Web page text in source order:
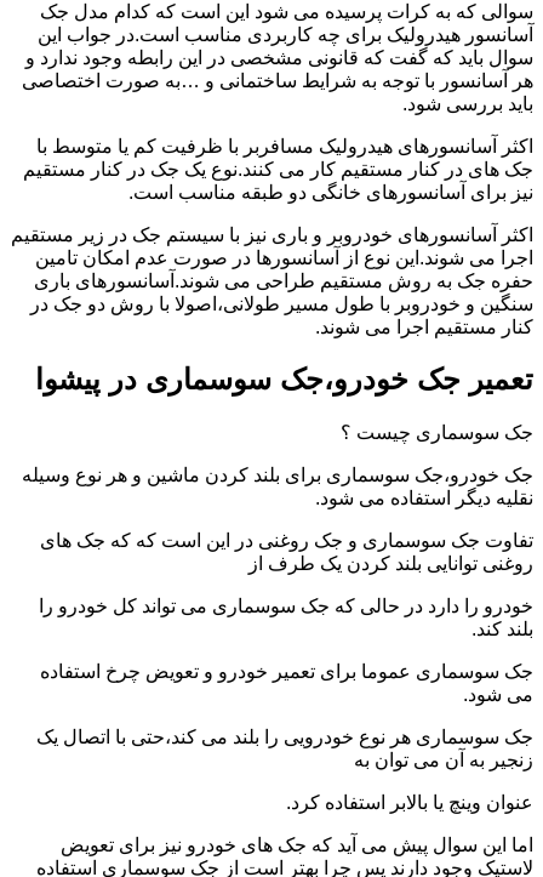
سوالی که به کرات پرسیده می شود این است که کدام مدل جک
آسانسور هیدرولیک برای چه کاربردی مناسب است.در جواب این
سوال باید که گفت که قانونی مشخصی در این رابطه وجود ندارد و
هر آسانسور با توجه به شرایط ساختمانی و …به صورت اختصاصی
باید بررسی شود.
اکثر آسانسورهای هیدرولیک مسافربر با ظرفیت کم یا متوسط با
جک های در کنار مستقیم کار می کنند.نوع یک جک در کنار مستقیم
نیز برای آسانسورهای خانگی دو طبقه مناسب است.
اکثر آسانسورهای خودروبر و باری نیز با سیستم جک در زیر مستقیم
اجرا می شوند.این نوع از آسانسورها در صورت عدم امکان تامین
حفره جک به روش مستقیم طراحی می شوند.آسانسورهای باری
سنگین و خودروبر با طول مسیر طولانی،اصولا با روش دو جک در
کنار مستقیم اجرا می شوند.
تعمیر جک خودرو،جک سوسماری در پیشوا
جک سوسماری چیست ؟
جک خودرو،جک سوسماری برای بلند کردن ماشین و هر نوع وسیله
نقلیه دیگر استفاده می شود.
تفاوت جک سوسماری و جک روغنی در این است که که جک های
روغنی توانایی بلند کردن یک طرف از
خودرو را دارد در حالی که جک سوسماری می تواند کل خودرو را
بلند کند.
جک سوسماری عموما برای تعمیر خودرو و تعویض چرخ استفاده
می شود.
جک سوسماری هر نوع خودرویی را بلند می کند،حتی با اتصال یک
زنجیر به آن می توان به
عنوان وینچ یا بالابر استفاده کرد.
اما این سوال پیش می آید که جک های خودرو نیز برای تعویض
لاستیک وجود دارند پس چرا بهتر است از جک سوسماری استفاده